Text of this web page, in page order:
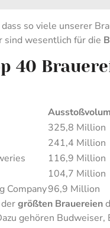
so viele unserer
sind wesentlich für die
40
325,8 Million
241,4 Million
116,9 Million
104,7 Million
Company96,9 Million
größten Brauereien
gehören